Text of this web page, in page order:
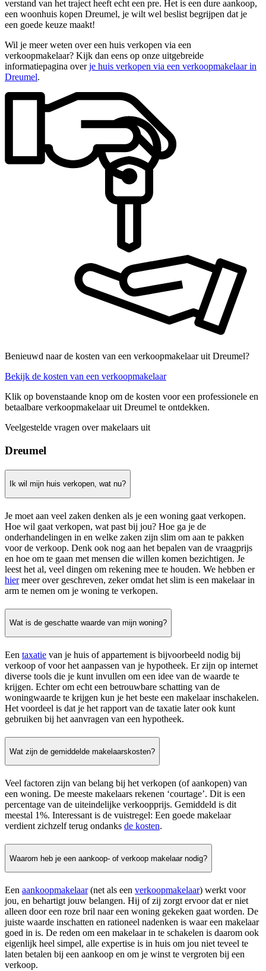
verstand van het traject heeft echt een pre. Het is een dure aankoop,
een woonhuis kopen Dreumel, je wilt wel beslist begrijpen dat je
een goede keuze maakt!
Wil je meer weten over een huis verkopen via een
verkoopmakelaar? Kijk dan eens op onze uitgebreide
informatiepagina overje huis verkopen via een verkoopmakelaar in
Dreumel.
Benieuwd naar de kosten van een verkoopmakelaar uit Dreumel?
Bekijk de kosten van een verkoopmakelaar
Klik op bovenstaande knop om de kosten voor een professionele en
betaalbare verkoopmakelaar uit Dreumel te ontdekken.
Veelgestelde vragen over makelaars uit
Dreumel
Ik wil mijn huis verkopen, wat nu?
Je moet aan veel zaken denken als je een woning gaat verkopen.
Hoe wil gaat verkopen, wat past bij jou? Hoe ga je de
onderhandelingen in en welke zaken zijn slim om aan te pakken
voor de verkoop. Denk ook nog aan het bepalen van de vraagprijs
en hoe om te gaan met mensen die willen komen bezichtigen. Je
leest het al, veel dingen om rekening mee te houden. We hebben er
hiermeer over geschreven, zeker omdat het slim is een makelaar in
arm te nemen om je woning te verkopen.
Wat is de geschatte waarde van mijn woning?
Een taxatie van je huis of appartement is bijvoorbeeld nodig bij
verkoop of voor het aanpassen van je hypotheek. Er zijn op internet
diverse tools die je kunt invullen om een idee van de waarde te
krijgen. Echter om echt een betrouwbare schatting van de
woningwaarde te krijgen kun je het beste een makelaar inschakelen.
Het voordeel is dat je het rapport van de taxatie later ook kunt
gebruiken bij het aanvragen van een hypotheek.
Wat zijn de gemiddelde makelaarskosten?
Veel factoren zijn van belang bij het verkopen (of aankopen) van
een woning. De meeste makelaars rekenen ‘courtage’. Dit is een
percentage van de uiteindelijke verkoopprijs. Gemiddeld is dit
meestal 1%. Interessant is de vuistregel: Een goede makelaar
verdient zichzelf terug ondanks de kosten.
Waarom heb je een aankoop- of verkoop makelaar nodig?
Een aankoopmakelaar(net als een verkoopmakelaar) werkt voor
jou, en behartigt jouw belangen. Hij of zij zorgt ervoor dat er niet
alleen door een roze bril naar een woning gekeken gaat worden. De
juiste waarde inschatten en rationeel nadenken is waar een makelaar
goed in is. De reden om een makelaar in te schakelen is daarom ook
eigenlijk heel simpel, alle expertise is in huis om jou niet teveel te
laten betalen bij een aankoop en om je winst te vergroten bij een
verkoop.